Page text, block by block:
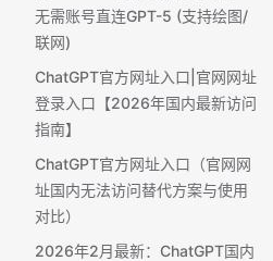
无需账号直连GPT-5 (支持绘图/
联网)
ChatGPT官方网址入口|官网网址
登录入口【2026年国内最新访问
指南】
ChatGPT官方网址入口（官网网
址国内无法访问替代方案与使用
对比）
2026年2月最新：ChatGPT国内